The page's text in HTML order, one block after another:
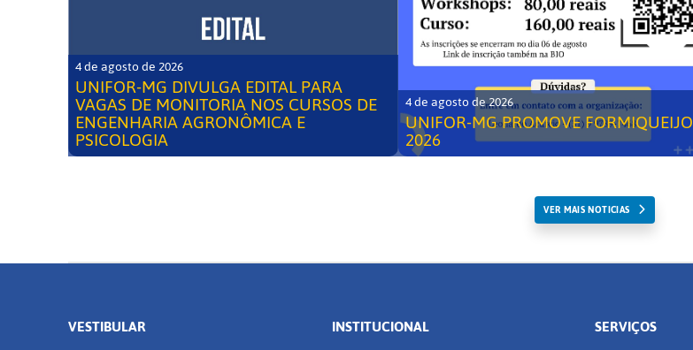
4 de agosto de 2026
UNIFOR-MG DIVULGA EDITAL PARA
VAGAS DE MONITORIA NOS CURSOS DE
ENGENHARIA AGRONÔMICA E
PSICOLOGIA
4 de agosto de 2026
UNIFOR-MG PROMOVE FORMIQUEIJO
2026
VER MAIS NOTICIAS
VESTIBULAR INSTITUCIONAL SERVIÇOS